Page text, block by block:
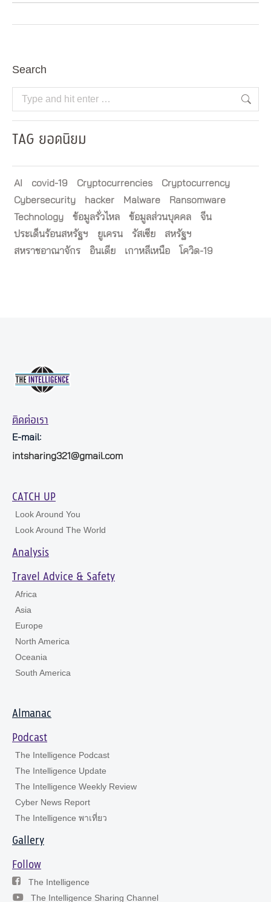
Search
Search:
TAG ยอดนิยม
AI covid-19 Cryptocurrencies
Cryptocurrency
Cybersecurity
hacker Malware
Ransomware
Technology
ข้อมูลรั่วไหล ข้อมูลส่วนบุคคล
จีน
ประเด็นร้อนสหรัฐฯ
ยูเครน รัสเซีย
สหรัฐฯ
สหราชอาณาจักร
อินเดีย เกาหลีเหนือ โควิด-19
ติดต่อเรา
E-mail:
intsharing321@gmail.com
CATCH UP
Look Around You
Look Around The World
Analysis
Travel Advice & Safety
Africa
Asia
Europe
North America
Oceania
South America
Almanac
Podcast
The Intelligence Podcast
The Intelligence Update
The Intelligence Weekly Review
Cyber News Report
The Intelligence พาเที่ยว
Gallery
Follow
The Intelligence
The Intelligence Sharing Channel